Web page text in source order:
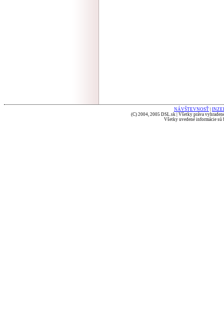
NÁVŠTEVNOSŤ
(C) 2004, 2005 DSL.sk | Všetky práva
Všetky uvedené informácie sú